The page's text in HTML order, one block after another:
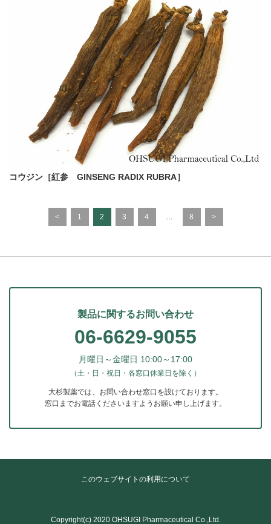
コウジン［紅参 GINSENG RADIX RUBRA］
< 1 2 3 4 … 8 >
製品に関するお問い合わせ
06-6629-9055
月曜日～金曜日 10:00～17:00
（土・日・祝日・各窓口休業日を除く）
大杉製薬では、お問い合わせ窓口を設けております。
窓口までお電話くださいますようお願い申し上げます。
このウェブサイトの利用について
Copyright(c) 2020 OHSUGI Pharmaceutical Co.,Ltd.